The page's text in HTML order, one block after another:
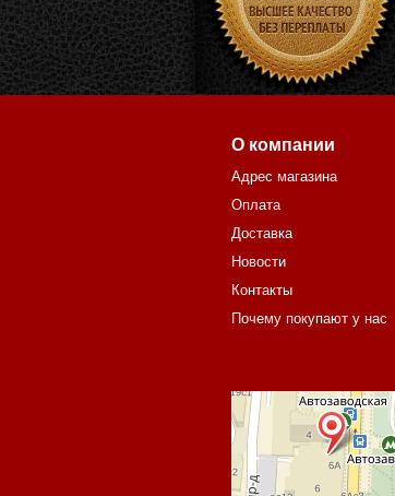
О компании
Адрес магазина
Оплата
Доставка
Новости
Контакты
Почему покупают у нас